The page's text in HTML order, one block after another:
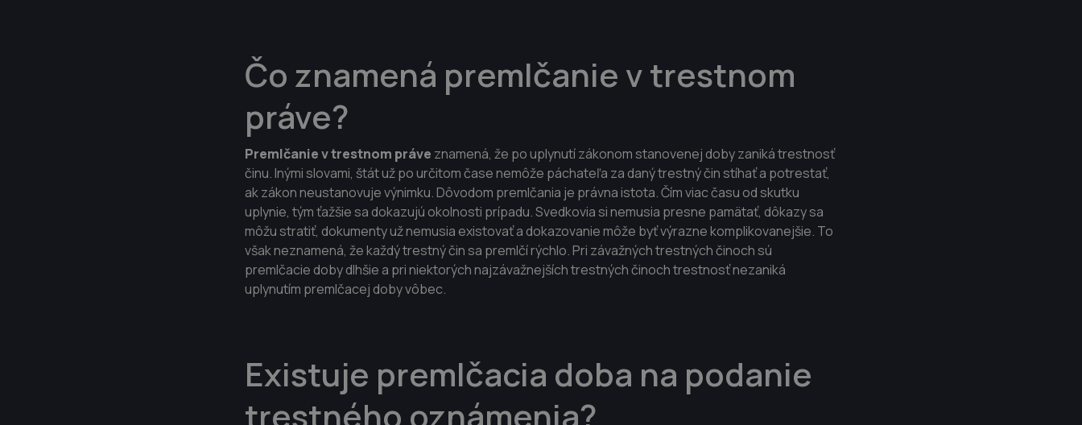
Čo znamená premlčanie v trestnom
práve?
Premlčanie v trestnom práve znamená, že po uplynutí zákonom stanovenej doby zaniká trestnosť
činu. Inými slovami, štát už po určitom čase nemôže páchateľa za daný trestný čin stíhať a potrestať,
ak zákon neustanovuje výnimku. Dôvodom premlčania je právna istota. Čím viac času od skutku
uplynie, tým ťažšie sa dokazujú okolnosti prípadu. Svedkovia si nemusia presne pamätať, dôkazy sa
môžu stratiť, dokumenty už nemusia existovať a dokazovanie môže byť výrazne komplikovanejšie. To
však neznamená, že každý trestný čin sa premlčí rýchlo. Pri závažných trestných činoch sú
premlčacie doby dlhšie a pri niektorých najzávažnejších trestných činoch trestnosť nezaniká
uplynutím premlčacej doby vôbec.
Existuje premlčacia doba na podanie
trestného oznámenia?